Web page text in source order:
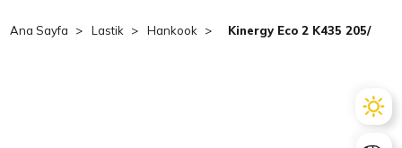
Ana Sayfa Lastik Hankook Kinergy Eco 2 K435 205/55